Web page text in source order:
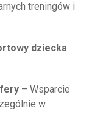
treningów i
dziecka
– Wsparcie
w